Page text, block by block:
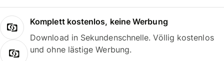
Komplett kostenlos, keine Werbung
Download in Sekundenschnelle. Völlig kostenlos
und ohne lästige Werbung.